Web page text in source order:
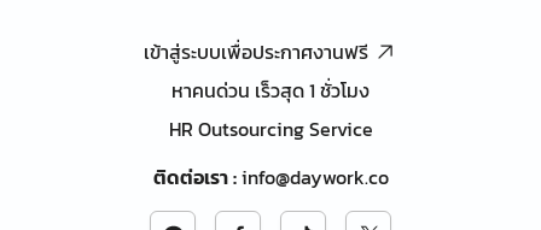
เข้าสู่ระบบเพื่อประกาศงานฟรี
หาคนด่วน เร็วสุด 1 ชั่วโมง
HR Outsourcing Service
ติดต่อเรา:info@daywork.co